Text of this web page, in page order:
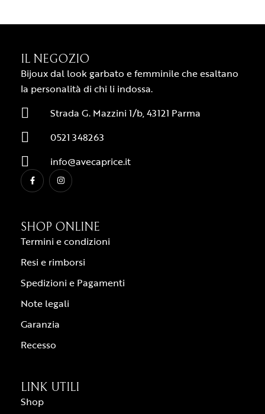
IL NEGOZIO
Bijoux dal look garbato e femminile che esaltano
la personalità di chi li indossa.
Strada G. Mazzini 1/b, 43121 Parma
0521 348263
info@avecaprice.it
SHOP ONLINE
Termini e condizioni
Resi e rimborsi
Spedizioni e Pagamenti
Note legali
Garanzia
Recesso
LINK UTILI
Shop